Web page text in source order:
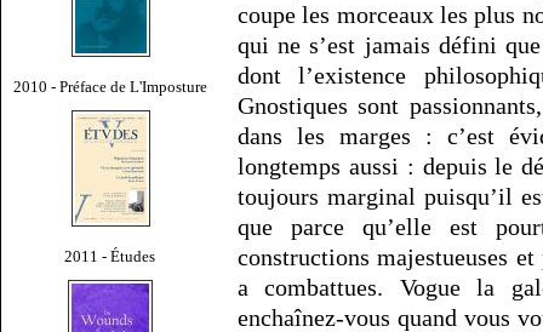
2010 - Préface de L'Imposture
2011 - Études
coupe les morceaux les plus
qui ne s’est jamais défini
dont l’existence
Gnostiques sont
dans les marges : c’est
longtemps aussi : depuis le
toujours marginal puisqu’il
que parce qu’elle est
constructions majestueuses
a combattues. Vogue la
enchaînez-vous quand vous